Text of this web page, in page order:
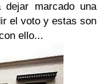
dejar marcado una
el voto y estas son
ello...